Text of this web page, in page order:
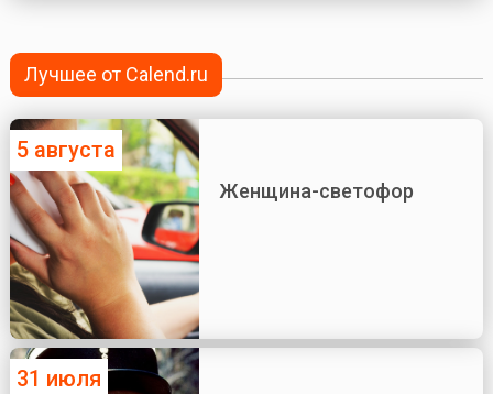
Лучшее от Calend.ru
5 августа
Женщина-светофор
31 июля